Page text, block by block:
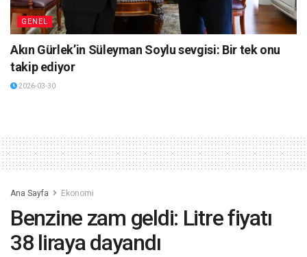
GENEL
Akın Gürlek’in Süleyman Soylu sevgisi: Bir tek onu
takip ediyor
2026-03-30
Ana Sayfa Ekonomi
Benzine zam geldi: Litre fiyatı
38 liraya dayandı